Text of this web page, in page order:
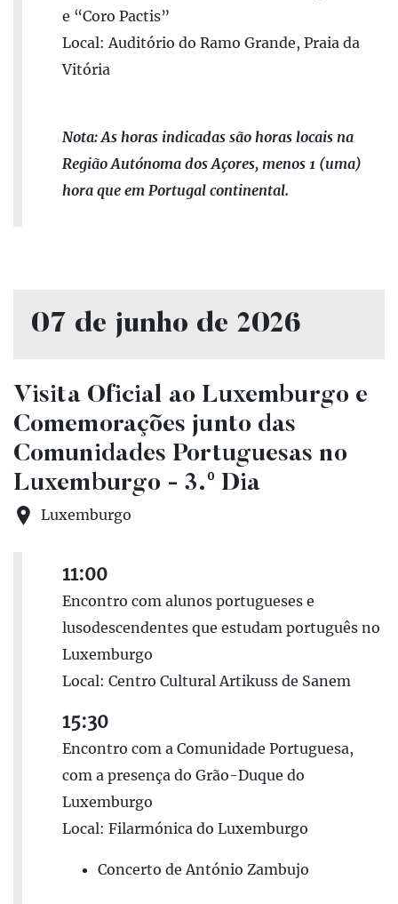
e “Coro Pactis”
Local: Auditório do Ramo Grande, Praia da
Vitória
Nota: As horas indicadas são horas locais na
Região Autónoma dos Açores, menos 1 (uma)
hora que em Portugal continental.
07 de junho de 2026
Visita Oficial ao Luxemburgo e
Comemorações junto das
Comunidades Portuguesas no
Luxemburgo - 3.º Dia
Luxemburgo
11:00
Encontro com alunos portugueses e
lusodescendentes que estudam português no
Luxemburgo
Local: Centro Cultural Artikuss de Sanem
15:30
Encontro com a Comunidade Portuguesa,
com a presença do Grão-Duque do
Luxemburgo
Local: Filarmónica do Luxemburgo
Concerto de António Zambujo